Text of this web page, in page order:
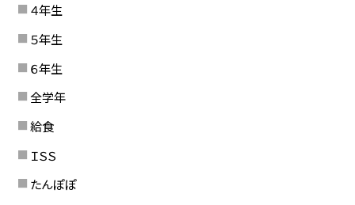
４年生
５年生
６年生
全学年
給食
ＩＳＳ
たんぽぽ